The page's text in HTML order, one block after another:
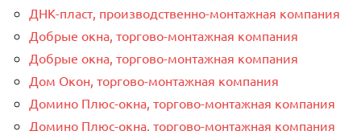
ДНК-пласт, производственно-монтажная компания
Добрые окна, торгово-монтажная компания
Добрые окна, торгово-монтажная компания
Дом Окон, торгово-монтажная компания
Домино Плюс-окна, торгово-монтажная компания
Домино Плюс-окна, торгово-монтажная компания